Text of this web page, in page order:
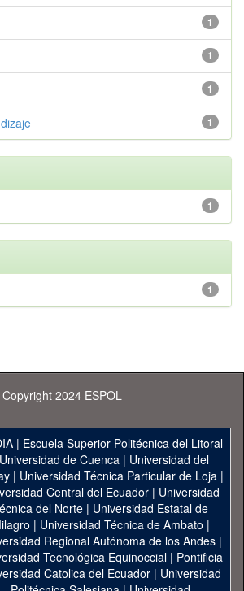
1
1
1
1
1
1
Copyright 2024 ESPOL
| Escuela Superior Politécnica del Litoral
Universidad de Cuenca| Universidad del
| Universidad Técnica Particular de Loja|
Central del Ecuador| Universidad
del Norte | Universidad Estatal de
| Universidad Técnica de Ambato |
Regional Autónoma de los Andes|
Tecnológica Equinoccial| Pontificia
Catolica del Ecuador | Universidad